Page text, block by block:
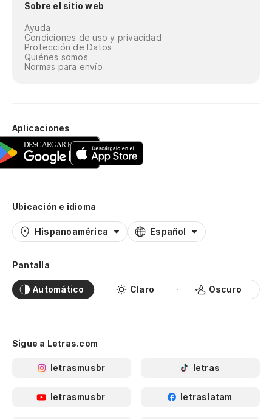
Sobre el sitio web
Ayuda
Condiciones de uso y privacidad
Protección de Datos
Quiénes somos
Normas para envío
Aplicaciones
Ubicación e idioma
Hispanoamérica Español
Pantalla
Automático Claro Oscuro
Sigue a Letras.com
letrasmusbr letras
letrasmusbr letraslatam